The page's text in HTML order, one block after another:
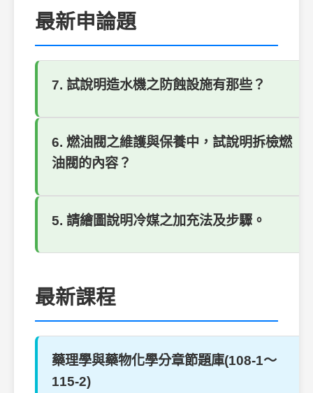
最新申論題
7. 試說明造水機之防蝕設施有那些？
6. 燃油閥之維護與保養中，試說明拆檢燃
油閥的內容？
5. 請繪圖說明冷媒之加充法及步驟。
最新課程
藥理學與藥物化學分章節題庫(108-1～
115-2)